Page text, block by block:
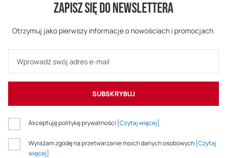
ZAPISZ SIĘ DO NEWSLETTERA
Otrzymuj jako pierwszy informacje o nowościach i promocjach.
SUBSKRYBUJ
Akceptuję politykę prywatności [Czytaj więcej]
Wyrażam zgodę na przetwarzanie moich danych osobowych[Czytaj
więcej]